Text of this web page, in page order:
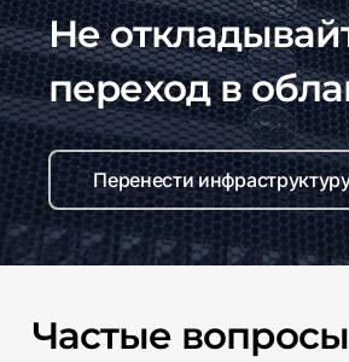
Не
переход в
Перенести
Частые вопросы